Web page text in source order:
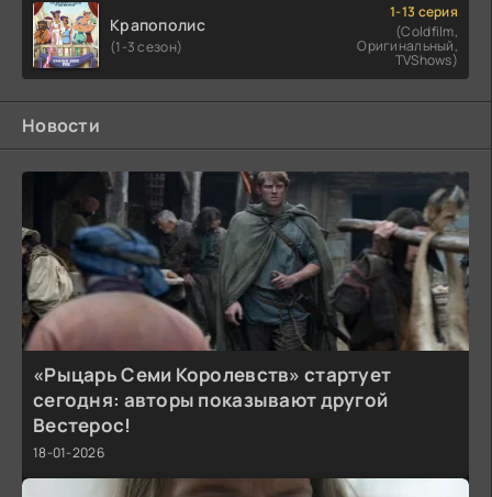
Крапополис
(1-3 сезон)
1-13 серия
(Coldfilm,
Оригинальный,
TVShows)
Новости
«Рыцарь Семи Королевств» стартует
сегодня: авторы показывают другой
Вестерос!
18-01-2026